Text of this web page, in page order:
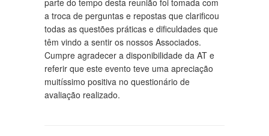
parte do tempo desta reunião foi tomada com
a troca de perguntas e repostas que clarificou
todas as questões práticas e dificuldades que
têm vindo a sentir os nossos Associados.
Cumpre agradecer a disponibilidade da AT e
referir que este evento teve uma apreciação
muitíssimo positiva no questionário de
avaliação realizado.